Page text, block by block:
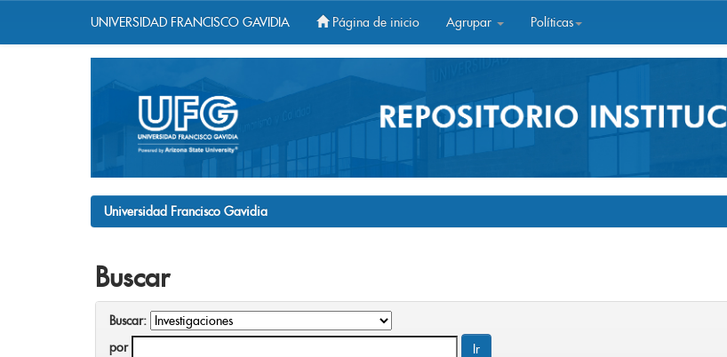
UNIVERSIDAD FRANCISCO GAVIDIA Página de inicio Agrupar Políticas
Universidad Francisco Gavidia
Buscar
Buscar:
por